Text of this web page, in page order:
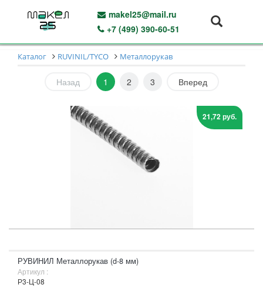
makel25@mail.ru
+7 (499) 390-60-51
Каталог RUVINIL/TYCO Металлорукав
Назад 1 2 3 Вперед
21,72 руб.
РУВИНИЛ Металлорукав (d-8 мм)
Артикул :
Р3-Ц-08